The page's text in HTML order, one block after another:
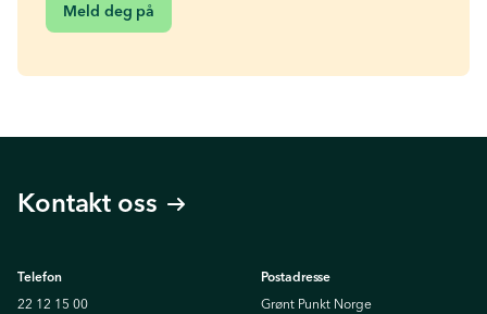
Meld deg på
Kontakt oss
Telefon
22 12 15 00
Postadresse
Grønt Punkt Norge